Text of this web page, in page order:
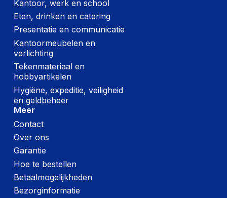
hoogte
(Buitenste)
hoofdverpakking
lengte
473 mm
(Buitenste)
hoofdverpakking
breedte
Technische details
Certificaten van
naleving
Verpakking
Diepte verpakking
Kantoor, werk en school
Eten, drinken en catering
Presentatie en communicatie
Kantoormeubelen en
verlichting
Tekenmateriaal en
hobbyartikelen
Hygiëne, expeditie, veiligheid
en geldbeheer
Meer
Contact
Over ons
Garantie
Hoe te bestellen
Betaalmogelijkheden
Bezorginformatie